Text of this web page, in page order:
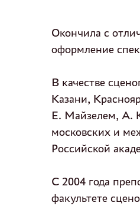
Окончила с
оформление
В качестве
Казани,
Е. Майзелем, А.
московских и
Российской
С 2004 года
факультете